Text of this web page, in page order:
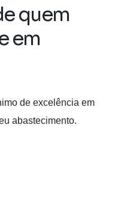
equem
em
de excelência em
abastecimento.